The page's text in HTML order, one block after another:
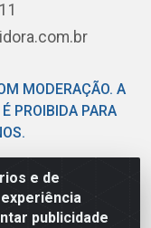
e de
publicidade
MODERAÇÃO. A
PROIBIDA PARA
Tim - Parque de
480 - CNPJ